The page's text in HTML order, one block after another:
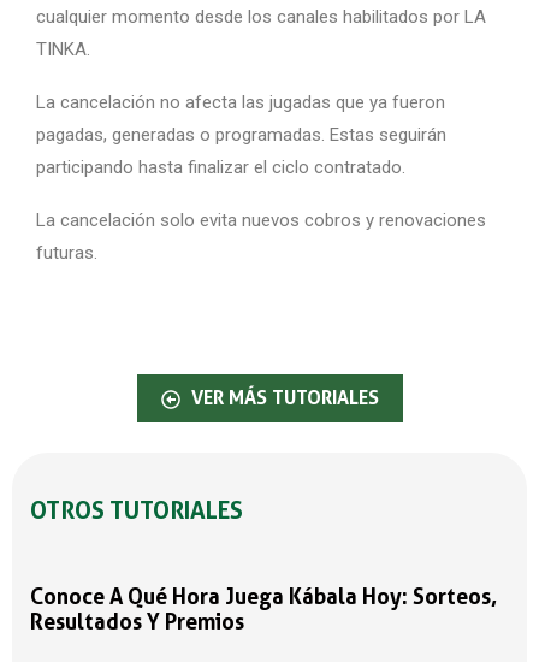
cualquier momento desde los canales habilitados por LA
TINKA.
La cancelación no afecta las jugadas que ya fueron
pagadas, generadas o programadas. Estas seguirán
participando hasta finalizar el ciclo contratado.
La cancelación solo evita nuevos cobros y renovaciones
futuras.
VER MÁS TUTORIALES
OTROS TUTORIALES
Conoce A Qué Hora Juega Kábala Hoy: Sorteos,
Resultados Y Premios